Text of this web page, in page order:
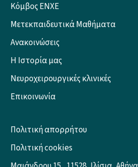
Κόμβος ENXE
Μετεκπαιδευτικά Μαθήματα
Ανακοινώσεις
Η Ιστορία μας
Νευροχειρουργικές κλινικές
Επικοινωνία
Πολιτική απορρήτου
Πολιτική cookies